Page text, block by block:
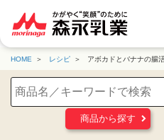
HOME レシピ アボカドとバナナの腸
商品から探す